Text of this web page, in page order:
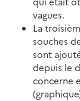
vagues.
La
souches
sont
depuis le
concerne